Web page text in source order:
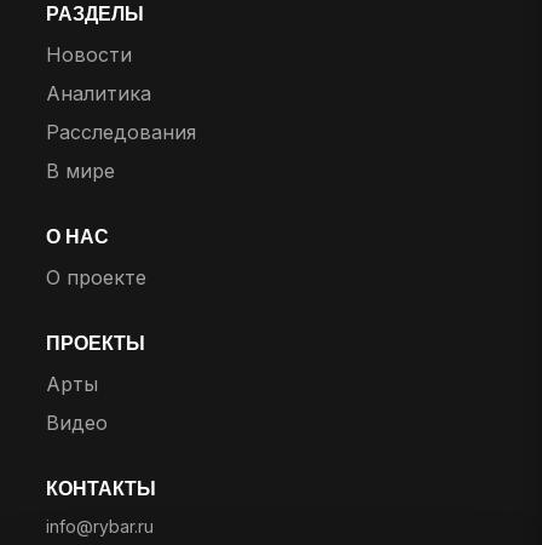
РАЗДЕЛЫ
Новости
Аналитика
Расследования
В мире
О НАС
О проекте
ПРОЕКТЫ
Арты
Видео
КОНТАКТЫ
info@rybar.ru